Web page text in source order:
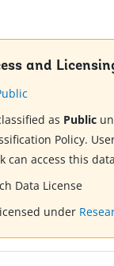
and
as Public
Policy.
can access this
Data License
under